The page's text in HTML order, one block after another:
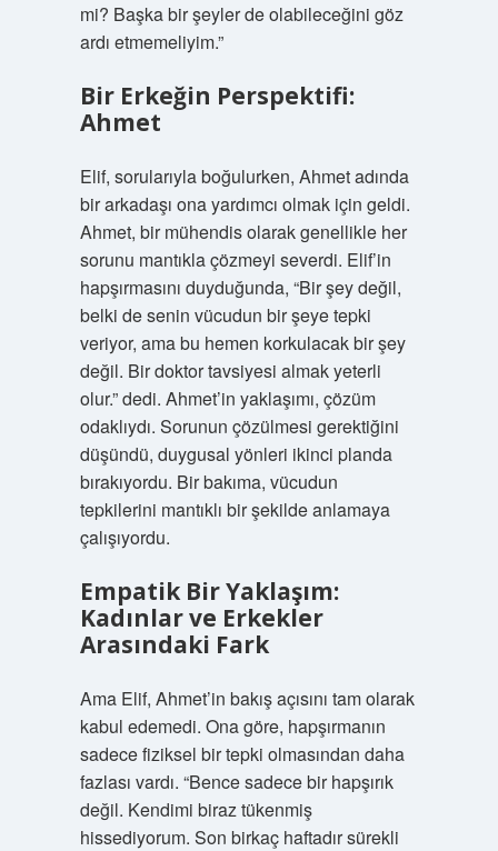
mi? Başka bir şeyler de olabileceğini göz
ardı etmemeliyim.”
Bir Erkeğin Perspektifi:
Ahmet
Elif, sorularıyla boğulurken, Ahmet adında
bir arkadaşı ona yardımcı olmak için geldi.
Ahmet, bir mühendis olarak genellikle her
sorunu mantıkla çözmeyi severdi. Elif’in
hapşırmasını duyduğunda, “Bir şey değil,
belki de senin vücudun bir şeye tepki
veriyor, ama bu hemen korkulacak bir şey
değil. Bir doktor tavsiyesi almak yeterli
olur.” dedi. Ahmet’in yaklaşımı, çözüm
odaklıydı. Sorunun çözülmesi gerektiğini
düşündü, duygusal yönleri ikinci planda
bırakıyordu. Bir bakıma, vücudun
tepkilerini mantıklı bir şekilde anlamaya
çalışıyordu.
Empatik Bir Yaklaşım:
Kadınlar ve Erkekler
Arasındaki Fark
Ama Elif, Ahmet’in bakış açısını tam olarak
kabul edemedi. Ona göre, hapşırmanın
sadece fiziksel bir tepki olmasından daha
fazlası vardı. “Bence sadece bir hapşırık
değil. Kendimi biraz tükenmiş
hissediyorum. Son birkaç haftadır sürekli